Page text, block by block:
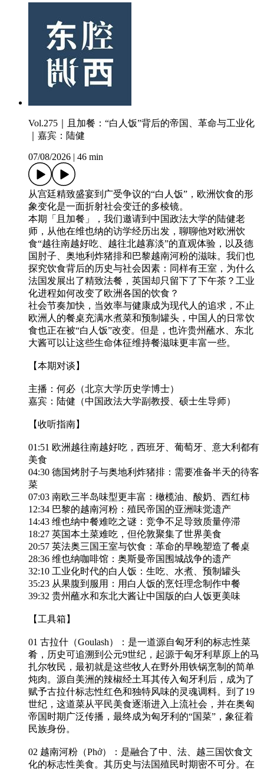
Vol.275｜且加餐：“白人饭”背后的帝国、革命与工业化
｜嘉宾：陆健
07/08/2026 46 min
从宫廷精致盛宴到广受争议的“白人饭”，欧洲饮食的形
象变化是一面折射社会变迁的多棱镜。
本期「且加餐」，我们邀请到中国政法大学的陆健老
师，从他在维也纳的访学经历出发，聊聊他对欧洲饮
食“越往南越好吃、越往北越寡淡”的直观体验，以及德
国肘子、奥地利炸猪排和巴黎越南河粉的滋味。我们也
探究饮食背后的历史与社会因素：同样有王室，为什么
法国发展出了精致法餐，英国却只留下了下午茶？工业
化进程如何改变了欧洲各国的饮食？
社会节奏加快，当效率与健康成为现代人的追求，不止
欧洲人的餐桌充满水煮菜和预制罐头，中国人的日常饮
食也正在被“白人饭”改变。但是，也许贵州蘸水、东北
大酱可以让这些生命体征维持餐滋味更丰富一些。
【本期对谈】
主播：何必（北京大学历史学博士）
嘉宾：陆健（中国政法大学副教授、硕士生导师）
【收听指南】
01:51 欧洲越往南越好吃，西班牙、葡萄牙、意大利都有
美食
04:30 德国烤肘子与奥地利炸猪排：需要准备半天的待客
菜
07:03 南欧三半岛味型更丰富：橄榄油、酸奶、西红柿
12:34 巴黎的越南河粉：殖民帝国的亚洲味觉遗产
14:43 维也纳中餐难吃之谜：竞争不足导致质量停滞
18:27 英国本土菜难吃，但伦敦聚集了世界美食
20:57 英法奥三国王室与饮食：革命的早晚塑造了餐桌
28:36 维也纳咖啡馆：奥斯曼帝国围城战争的遗产
32:10 工业化时代的白人饭：生吃、水煮、预制罐头
35:23 从果腹到服用：用白人饭的烹饪理念制作中餐
39:32 贵州蘸水和东北大酱让中国版的白人饭更美味
【工具箱】
01 古拉什（Goulash）：是一道源自匈牙利的标志性菜
肴，历史可追溯到公元9世纪，起源于匈牙利草原上的马
扎尔牧民，最初就是这些牧人在野外用铁锅烹制的简单
炖肉。源自美洲的辣椒经土耳其传入匈牙利后，成为了
赋予古拉什标志性红色和独特风味的灵魂调料。到了19
世纪，这道菜从平民美食逐渐进入上流社会，并在奥匈
帝国时期广泛传播，最终成为匈牙利的“国菜”，象征着
民族身份。
02 越南河粉（Phở）：是融合了中、法、越三国饮食文
化的标志性美食。其历史与法国殖民时期密不可分。在